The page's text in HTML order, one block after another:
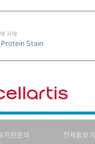
시약
Protein Stain
지원문의
전제품보기